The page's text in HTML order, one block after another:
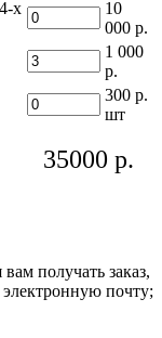
х
10
000 р.
1 000
р.
300 р.
шт
35000 р.
получать заказ,
почту;